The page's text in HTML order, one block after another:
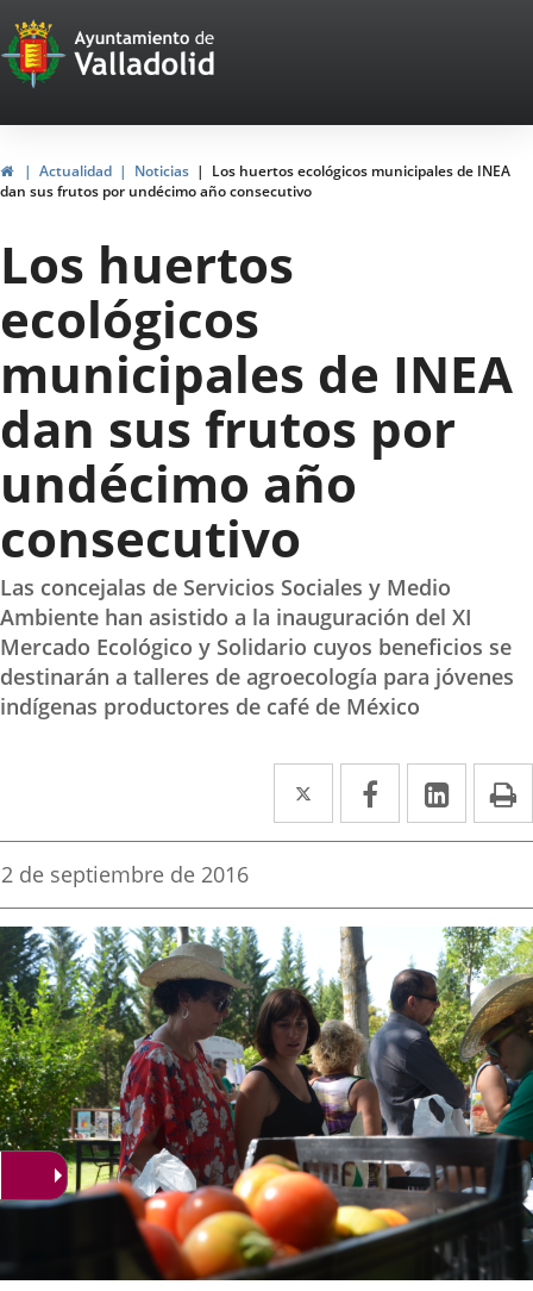
Portal
Web
del
Ayuntamiento
de
Valladolid
InicioActualidad Noticias
Los huertos ecológicos municipales de INEA
dan sus frutos por undécimo año consecutivo
Los huertos
ecológicos
municipales de INEA
dan sus frutos por
undécimo año
consecutivo
Las concejalas de Servicios Sociales y Medio
Ambiente han asistido a la inauguración del XI
Mercado Ecológico y Solidario cuyos beneficios se
destinarán a talleres de agroecología para jóvenes
indígenas productores de café de México
Twitter
Enlace
a
aplicación
externa.
Facebook
Enlace
a
aplicación
externa.
Enlace
a
Fecha
la
noticia
2 de septiembre de 2016